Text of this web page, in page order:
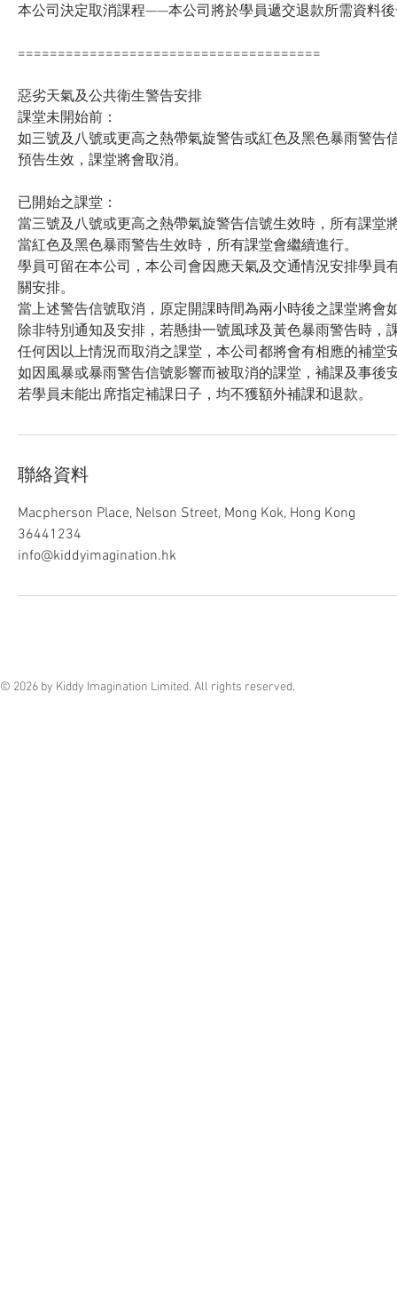
本公司決定取消課程——本公司將於學員遞交退款所需資料
======================================
惡劣天氣及公共衛生警告安排
課堂未開始前：
如三號及八號或更高之熱帶氣旋警告或紅色及黑色暴雨警告
預告生效，課堂將會取消。
已開始之課堂：
當三號及八號或更高之熱帶氣旋警告信號生效時，所有課堂
當紅色及黑色暴雨警告生效時，所有課堂會繼續進行。
學員可留在本公司，本公司會因應天氣及交通情況安排學員
關安排。
當上述警告信號取消，原定開課時間為兩小時後之課堂將會
除非特別通知及安排，若懸掛一號風球及黃色暴雨警告時，
任何因以上情況而取消之課堂，本公司都將會有相應的補堂
如因風暴或暴雨警告信號影響而被取消的課堂，補課及事後
若學員未能出席指定補課日子，均不獲額外補課和退款。
聯絡資料
Macpherson Place, Nelson Street, Mong Kok, Hong Kong
36441234
info@kiddyimagination.hk
© 2026 by Kiddy Imagination Limited. All rights reserved.